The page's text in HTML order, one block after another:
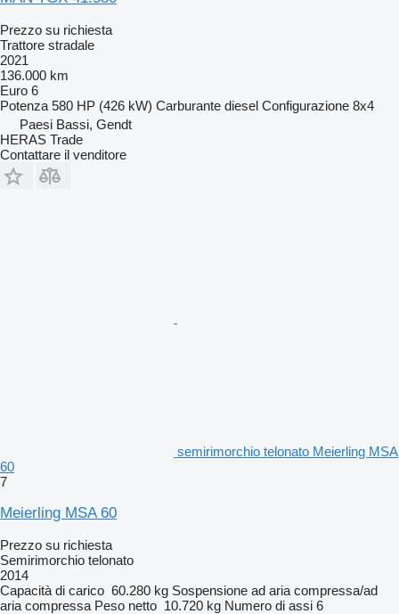
Prezzo su richiesta
Trattore stradale
2021
136.000 km
Euro 6
Potenza 580 HP (426 kW) Carburante diesel Configurazione 8x4
Paesi Bassi, Gendt
HERAS Trade
Contattare il venditore
semirimorchio telonato Meierling MSA
60
7
Meierling MSA 60
Prezzo su richiesta
Semirimorchio telonato
2014
Capacità di carico 60.280 kg Sospensione ad aria compressa/ad
aria compressa Peso netto 10.720 kg Numero di assi 6